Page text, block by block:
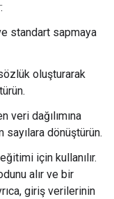
standart sapmaya
oluşturarak
veri dağılımına
dönüştürün.
için kullanılır.
alır ve bir
giriş verilerinin